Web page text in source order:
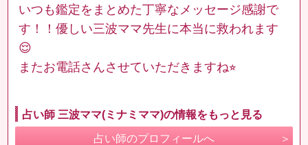
いつも鑑定をまとめた丁寧なメッセージ感謝で
す！！優しい三波ママ先生に本当に救われます
😌
またお電話さんさせていただきますね⭐︎
占い師 三波ママ(ミナミママ)の情報をもっと見る
占い師のプロフィールへ